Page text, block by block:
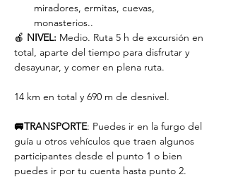
miradores, ermitas, cuevas,
monasterios..
🍎 NIVEL: Medio. Ruta 5 h de excursión en
total, aparte del tiempo para disfrutar y
desayunar, y comer en plena ruta.
14 km en total y 690 m de desnivel.
🚐TRANSPORTE: Puedes ir en la furgo del
guía u otros vehículos que traen algunos
participantes desde el punto 1 o bien
puedes ir por tu cuenta hasta punto 2.